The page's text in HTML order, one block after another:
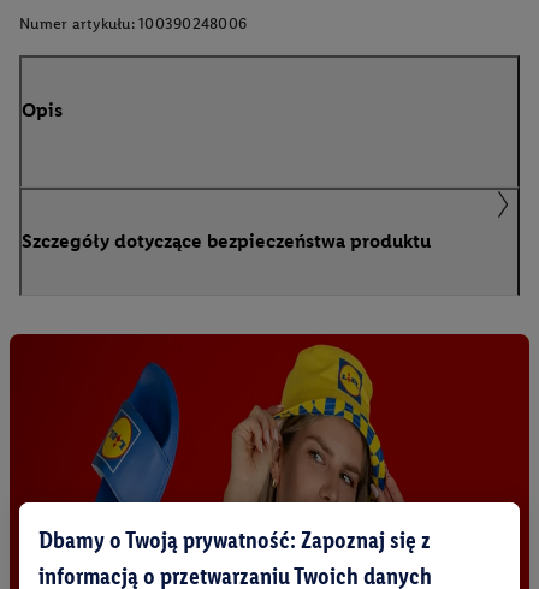
Numer artykułu: 100390248006
Opis
Szczegóły dotyczące bezpieczeństwa produktu
Dbamy o Twoją prywatność: Zapoznaj się z
informacją o przetwarzaniu Twoich danych